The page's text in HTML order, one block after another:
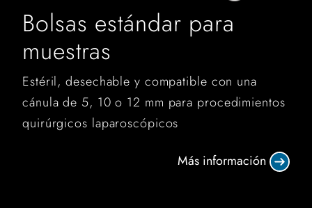
Bolsas estándar para
muestras
Estéril, desechable y compatible con una
cánula de 5, 10 o 12 mm para procedimientos
quirúrgicos laparoscópicos
Más información